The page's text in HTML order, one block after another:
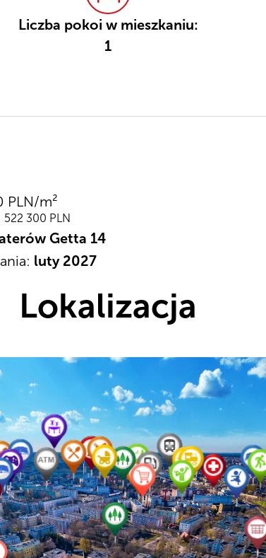
Liczba pokoi w mieszkaniu:
1
PLN/m²
522 300 PLN
Getta 14
luty 2027
Lokalizacja